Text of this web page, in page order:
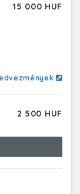
15 000 HUF
2 500 HUF